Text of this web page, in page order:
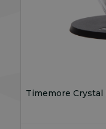
Timemore Crystal